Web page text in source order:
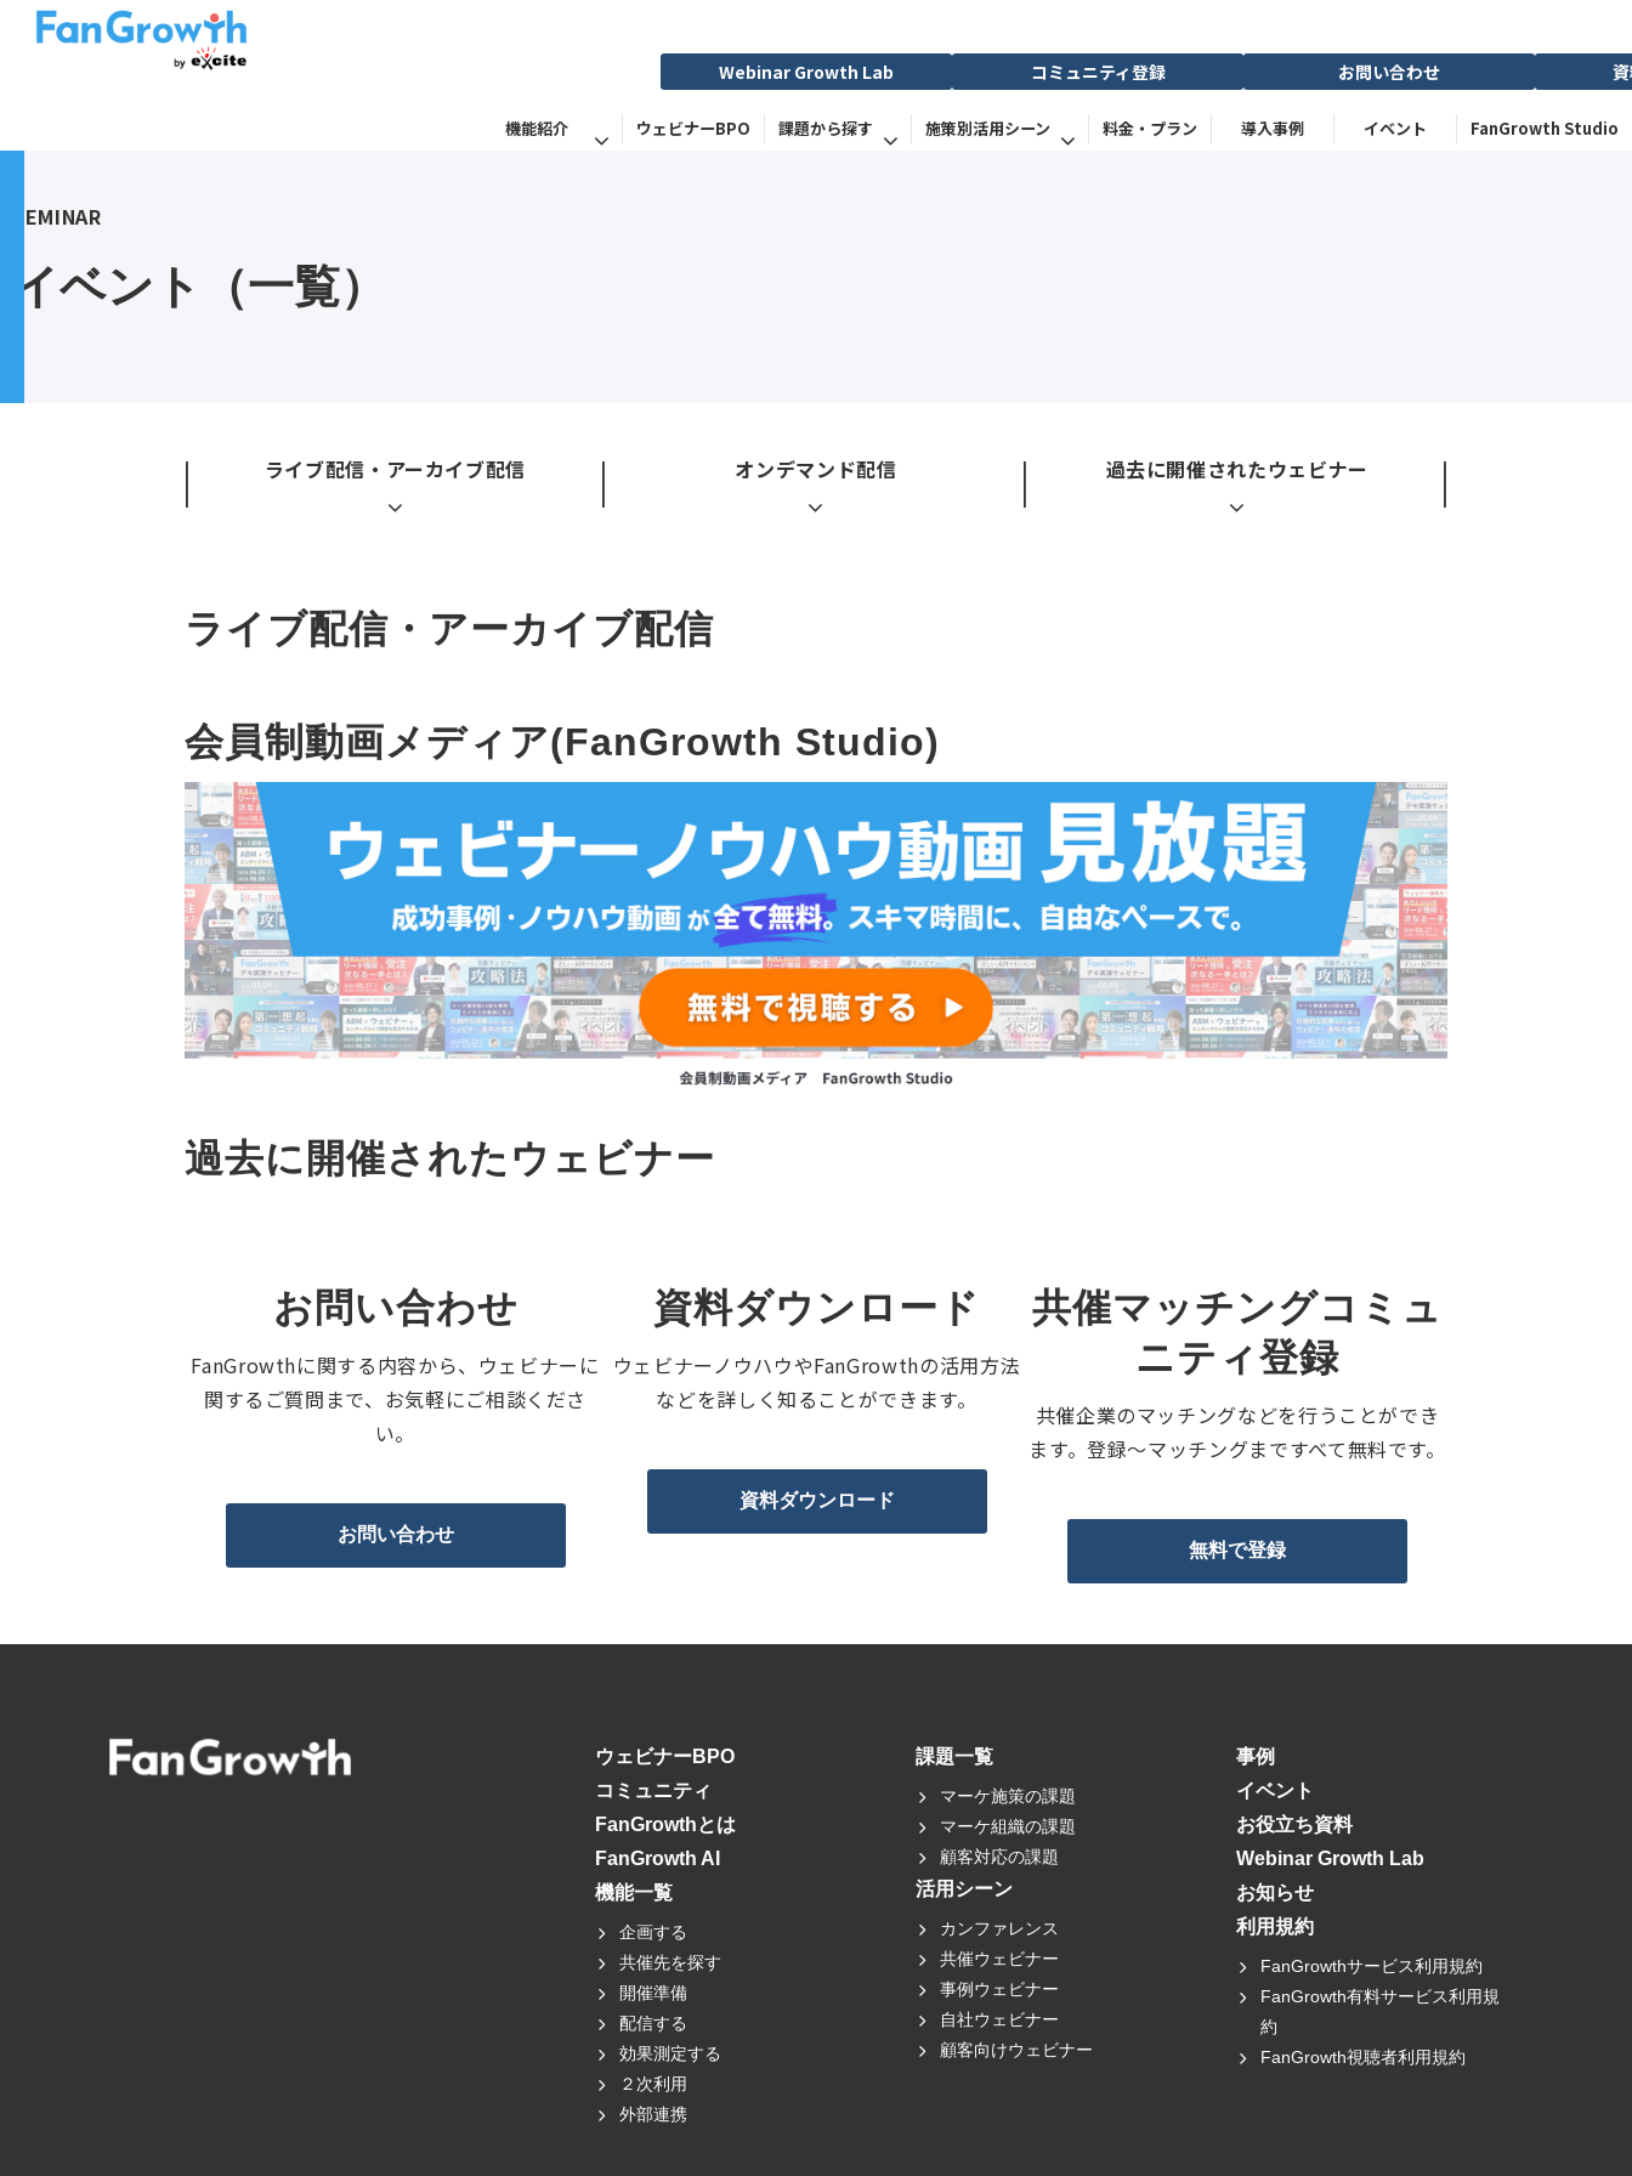
Webinar Growth Lab コミュニティ登録 お問い合わせ
機能紹介 ウェビナーBPO 課題から探す 施策別活用シーン 料金・プラン 導入事例 イベント FanGrowth Studio
SEMINAR
イベント（一覧）
ライブ配信・アーカイブ配信 オンデマンド配信 過去に開催されたウェビナー
ライブ配信・アーカイブ配信
会員制動画メディア(FanGrowth Studio)
過去に開催されたウェビナー
お問い合わせ
FanGrowthに関する内容から、ウェビナーに
関するご質問まで、お気軽にご相談くださ
い。
お問い合わせ
資料ダウンロード
ウェビナーノウハウやFanGrowthの活用方法
などを詳しく知ることができます。
資料ダウンロード
共催マッチングコミュ
ニティ登録
共催企業のマッチングなどを行うことができ
ます。登録〜マッチングまですべて無料です。
無料で登録
ウェビナーBPO
コミュニティ
FanGrowthとは
FanGrowth AI
機能一覧
企画する
共催先を探す
開催準備
配信する
効果測定する
２次利用
外部連携
課題一覧
マーケ施策の課題
マーケ組織の課題
顧客対応の課題
活用シーン
カンファレンス
共催ウェビナー
事例ウェビナー
自社ウェビナー
顧客向けウェビナー
事例
イベント
お役立ち資料
Webinar Growth Lab
お知らせ
利用規約
FanGrowthサービス利用規約
FanGrowth有料サービス利用規
約
FanGrowth視聴者利用規約